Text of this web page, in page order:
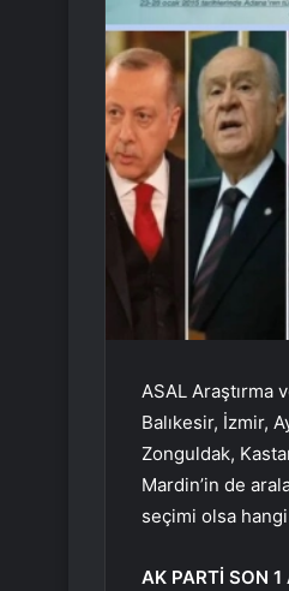
ASAL Araştırma
Balıkesir, İzmir,
Zonguldak,
Mardin’in de
seçimi olsa
AK PARTİ SON